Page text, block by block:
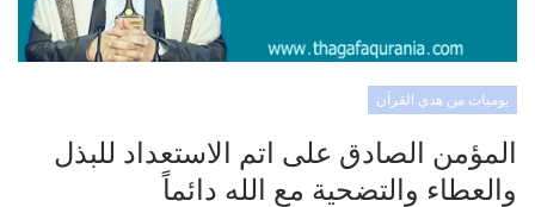
يوميات من هدي القرآن
المؤمن الصادق على اتم الاستعداد للبذل
والعطاء والتضحية مع الله دائماً